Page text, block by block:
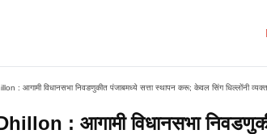
: आगामी विधानसभा निवडणुकीत पंजाबमध्ये सत्ता स्थापन करू; केवल सिंग धिल्लोंनी व्यक्त
: आगामी विधानसभा